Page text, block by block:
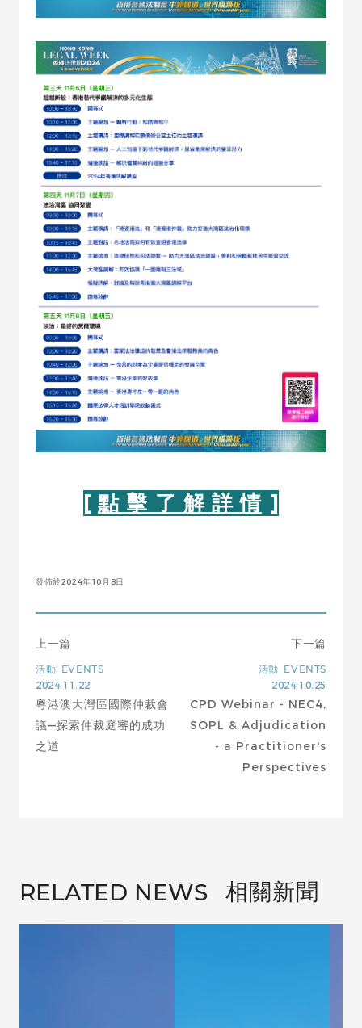
[點 擊 了 解 詳 情]
發佈於2024年10月8日
上一篇
活動 EVENTS
2024.11.22
粵港澳大灣區國際仲裁會
議—探索仲裁庭審的成功
之道
下一篇
活動 EVENTS
2024.10.25
CPD Webinar - NEC4,
SOPL & Adjudication
- a Practitioner's
Perspectives
RELATED NEWS 相關新聞